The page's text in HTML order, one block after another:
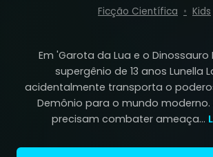
Ficção Científica Kids
Em 'Garota da Lua e o Dinossauro
supergênio de 13 anos Lunella
acidentalmente transporta o
Demônio para o mundo moderno.
precisam combater ameaça...